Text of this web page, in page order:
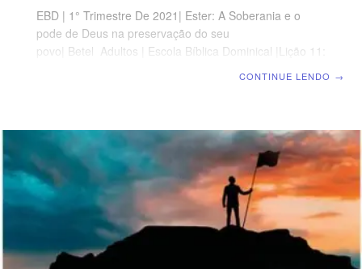
EBD | 1° Trimestre De 2021| Ester: A Soberania e o
pode de Deus na preservação do seu
povo| Betel Adultos | Escola Bíblica Dominical |Lição 11:
servos. TEXTO ÁUREO “E para os judeus houve luz, e
alegria, e gozo, e honra.” Ester 8.16 VERDADE
APLICADA O Senhor Deus está atento ao Seu povo
nesta terra para cuidar e guardar.
CONTINUE LENDO →